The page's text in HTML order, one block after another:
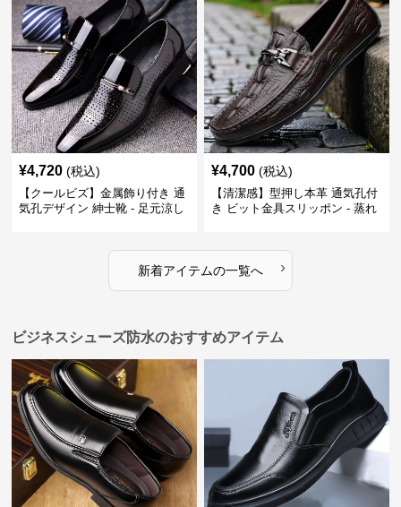
¥4,720 (税込)
【クールビズ】金属飾り付き 通
気孔デザイン 紳士靴 - 足元涼し
¥4,700 (税込)
【清潔感】型押し本革 通気孔付
き ビット金具スリッポン - 蒸れ
新着アイテムの一覧へ ›
ビジネスシューズ防水のおすすめアイテム